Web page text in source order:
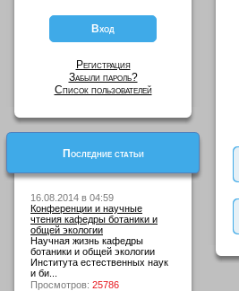
Регистрация
Забыли пароль?
Список пользователей
Последние статьи
16.08.2014 в 04:59
Конференции и научные
чтения кафедры ботаники и
общей экологии
Научная жизнь кафедры
ботаники и общей экологии
Института естественных наук
и би...
Просмотров: 25786